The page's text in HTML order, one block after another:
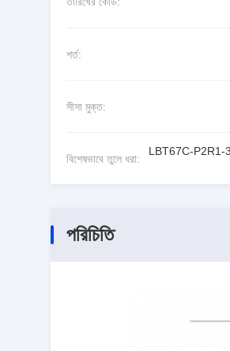
শর্ত:
সীসা মুক্ত:
বিশেষভাবে তুলে ধরা:
LBT67C-P2R1-
পরিচিতি